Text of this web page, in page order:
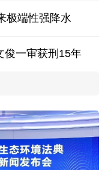
极端性强降水
俊一审获刑15年
惠及全球
处于较景气区间
创新成果将发布